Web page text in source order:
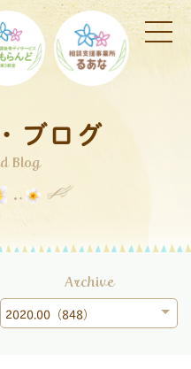
ブログ
Blog
Archive
2020.00（848）